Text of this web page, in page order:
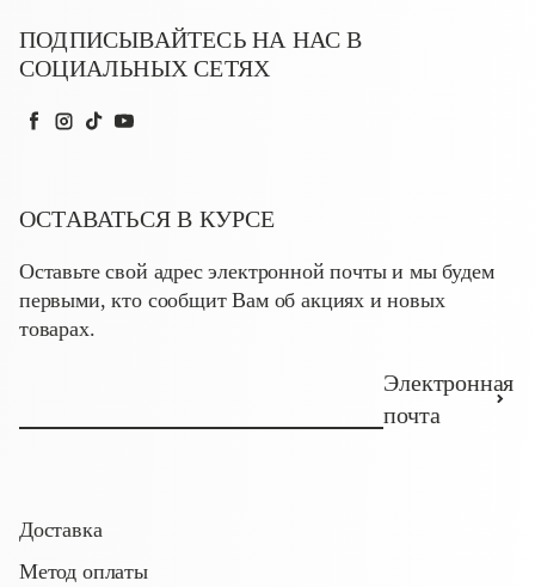
ПОДПИСЫВАЙТЕСЬ НА НАС В
СОЦИАЛЬНЫХ СЕТЯХ
Facebook
Instagram
TikTokYouTube
ОСТАВАТЬСЯ В КУРСЕ
Оставьте свой адрес электронной почты и мы будем
первыми, кто сообщит Вам об акциях и новых
товарах.
Электронная
почта
Доставка
Метод оплаты